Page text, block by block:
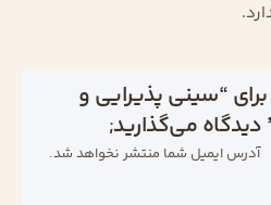
“سینی پذیرایی و
آدرس ایمیل شما منتشر نخواهد شد.